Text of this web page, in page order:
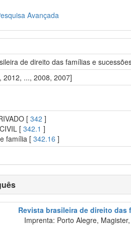
Avançada
de direito das famílias e
2012, ..., 2008, 2007]
[342 ]
[342.1 ]
família [342.16 ]
Revista brasileira de direito das
Imprenta: Porto Alegre,